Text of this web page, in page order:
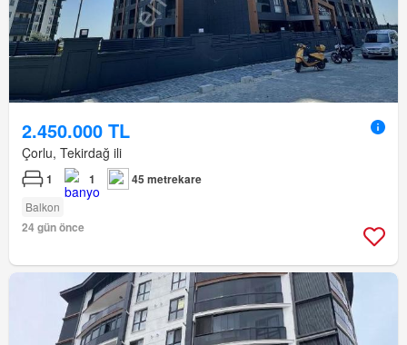
2.450.000 TL
Çorlu, Tekirdağ ili
1 1 45 metrekare
Balkon
24 gün önce